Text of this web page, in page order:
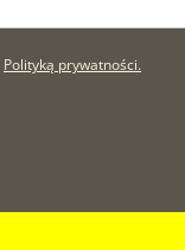
Polityką prywatności.